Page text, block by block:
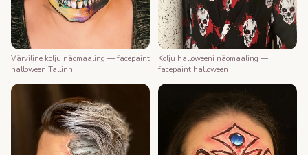
Värviline kolju näomaaling — facepaint
halloween Tallinn
Kolju halloweeni näomaaling —
facepaint halloween